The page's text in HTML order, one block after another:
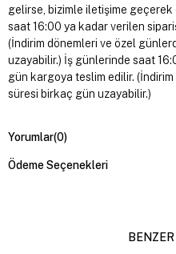
gelirse, bizimle iletişime
saat 16:00 ya kadar verilen
(İndirim dönemleri ve özel
uzayabilir.) İş günlerinde saat
gün kargoya teslim edilir.
süresi birkaç gün uzayabilir.)
Yorumlar(0)
Ödeme Seçenekleri